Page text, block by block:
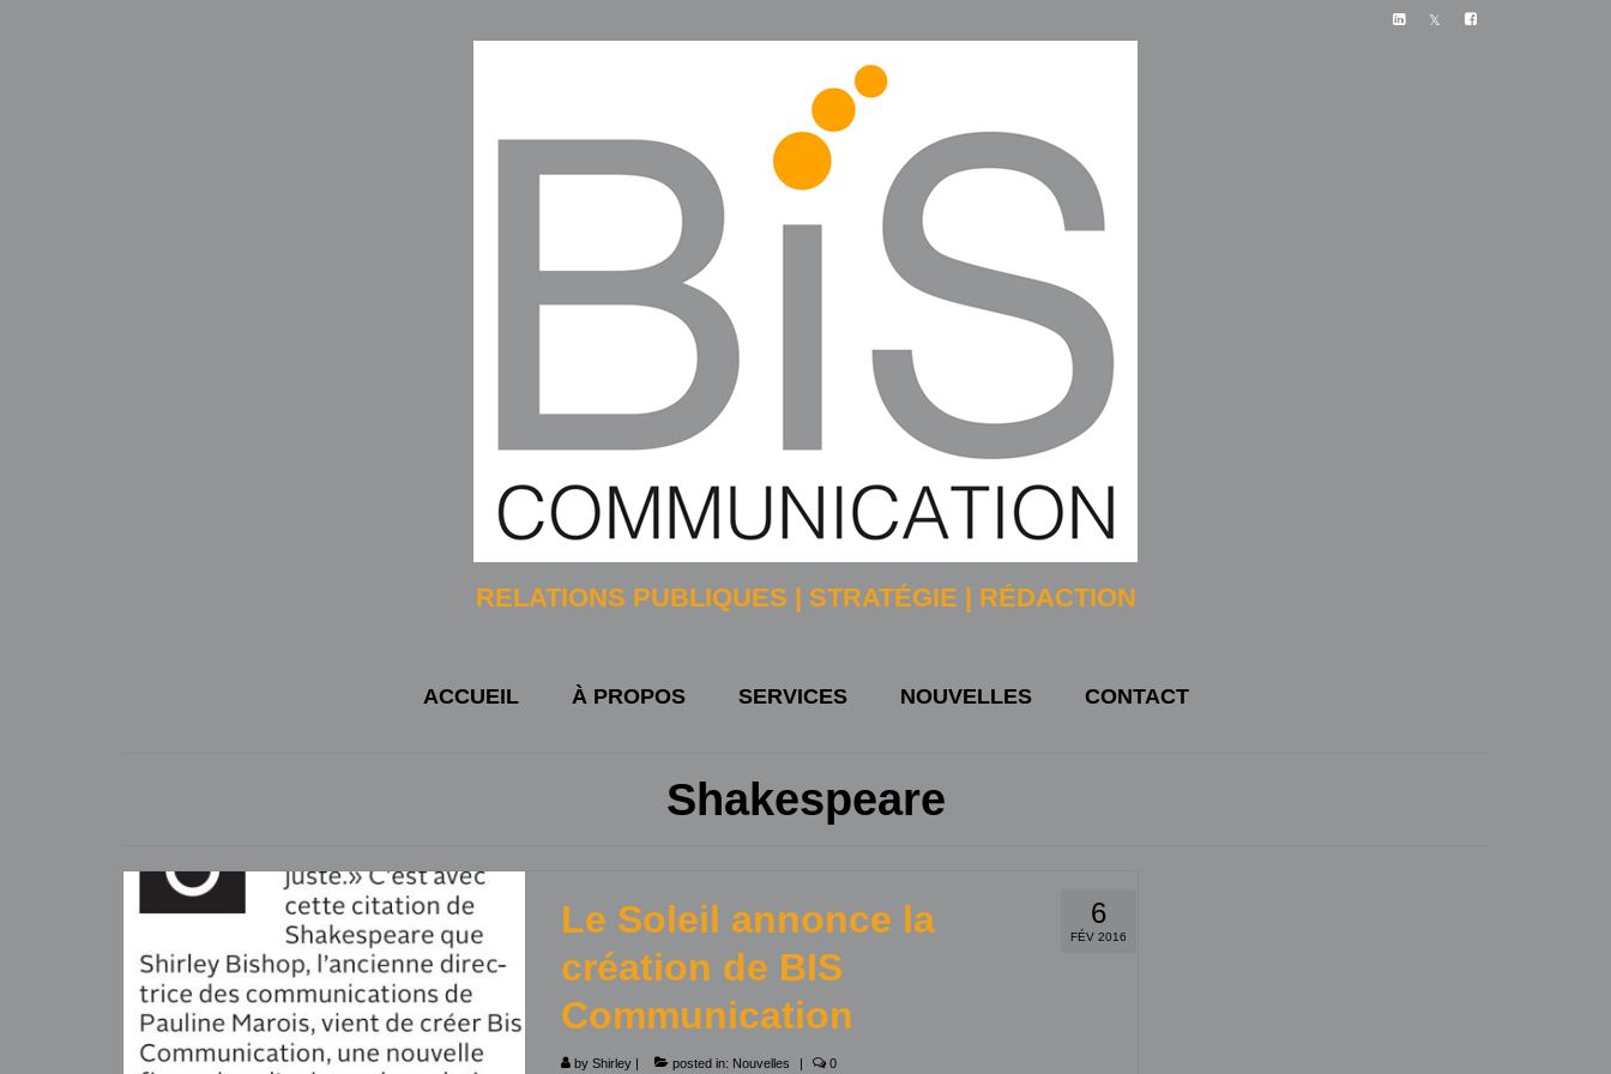
RELATIONS PUBLIQUES | STRATÉGIE | RÉDACTION
ACCUEIL À PROPOS SERVICES NOUVELLES CONTACT
Shakespeare
6
FÉV 2016
Le Soleil annonce la
création de BIS
Communication
by Shirley| posted in: Nouvelles | 0